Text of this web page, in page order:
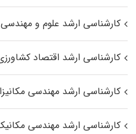
کارشناسی ارشد علوم و مهندسی
کارشناسی ارشد اقتصاد
کارشناسی ارشد مهندسی
کارشناسی ارشد مهندسی